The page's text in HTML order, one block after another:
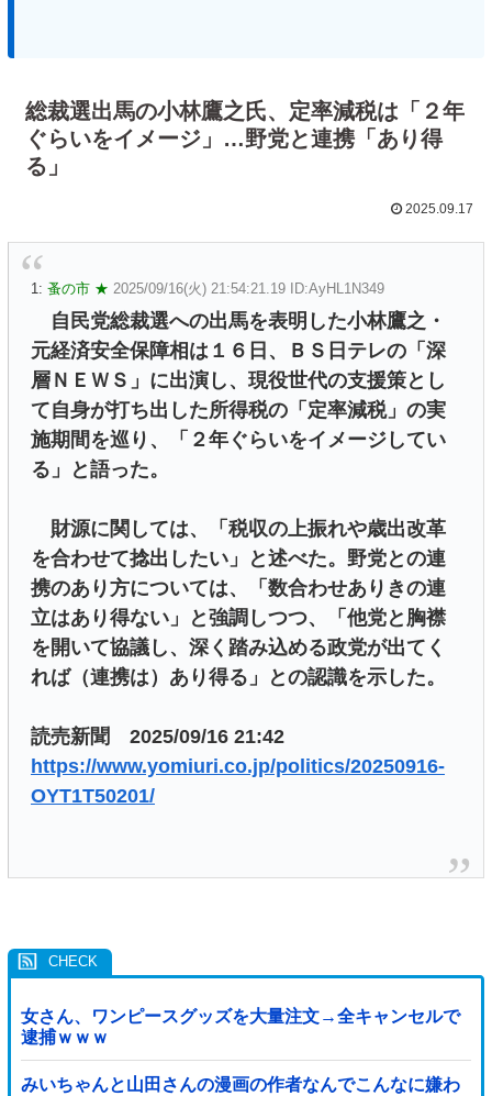
総裁選出馬の小林鷹之氏、定率減税は「２年
ぐらいをイメージ」…野党と連携「あり得
る」
2025.09.17
1: 蚤の市 ★ 2025/09/16(火) 21:54:21.19 ID:AyHL1N349
自民党総裁選への出馬を表明した小林鷹之・
元経済安全保障相は１６日、ＢＳ日テレの「深
層ＮＥＷＳ」に出演し、現役世代の支援策とし
て自身が打ち出した所得税の「定率減税」の実
施期間を巡り、「２年ぐらいをイメージしてい
る」と語った。
財源に関しては、「税収の上振れや歳出改革
を合わせて捻出したい」と述べた。野党との連
携のあり方については、「数合わせありきの連
立はあり得ない」と強調しつつ、「他党と胸襟
を開いて協議し、深く踏み込める政党が出てく
れば（連携は）あり得る」との認識を示した。
読売新聞 2025/09/16 21:42
https://www.yomiuri.co.jp/politics/20250916-
OYT1T50201/
女さん、ワンピースグッズを大量注文→全キャンセルで
逮捕ｗｗｗ
みいちゃんと山田さんの漫画の作者なんでこんなに嫌わ